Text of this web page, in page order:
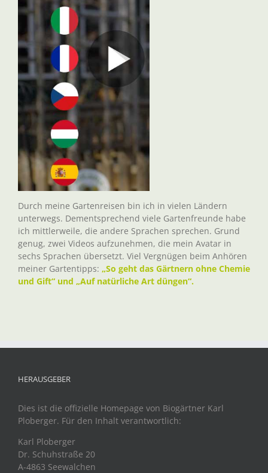
Durch meine Gartenreisen bin ich in vielen Ländern
unterwegs. Dementsprechend viele Gartenfreunde habe
ich mittlerweile, die andere Sprachen sprechen. Grund
genug, zwei Videos aufzunehmen, die mein Avatar in
sechs Sprachen übersetzt. Viel Vergnügen beim Anhören
meiner Gartentipps: „So geht das Gärtnern ohne Chemie
und Gift“ und „Auf natürliche Art düngen“.
HERAUSGEBER
Dies ist die offizielle Homepage von Biogärtner Karl
Ploberger. Für den Inhalt verantwortlich:
Karl Ploberger
Dr. Schuhstraße 20
A-4863 Seewalchen